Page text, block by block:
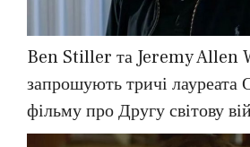
Ben Stiller та Jeremy Allen
запрошують тричі лауреата
фільму про Другу світову